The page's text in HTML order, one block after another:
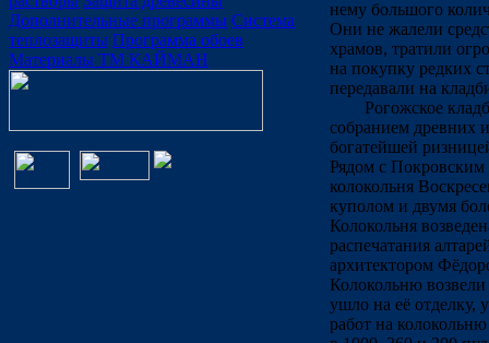
Дополнительные программы Система
теплозащиты Программа обоев
Материалы ТМ КАЙМАН
нему большого
Они не жалели
храмов, тратили
на покупку редких
передавали на
Рогожское
собранием древних
богатейшей
Рядом с
колокольня
куполом и двумя
Колокольня
распечатания
архитектором
Колокольню возвели
ушло на её отделку,
работ на